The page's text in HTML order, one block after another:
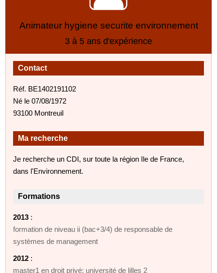
Animateur hygiene securite environnement
3 à 5 ans d'expérience
Contact
Réf. BE1402191102
Né le 07/08/1972
93100 Montreuil
Ma recherche
Je recherche un CDI, sur toute la région Ile de France,
dans l'Environnement.
Formations
2013 :
formation de niveau ii (bac+3/4) de responsable de
systèmes de management
2012 :
master1 en droit privé; université de lilles 2